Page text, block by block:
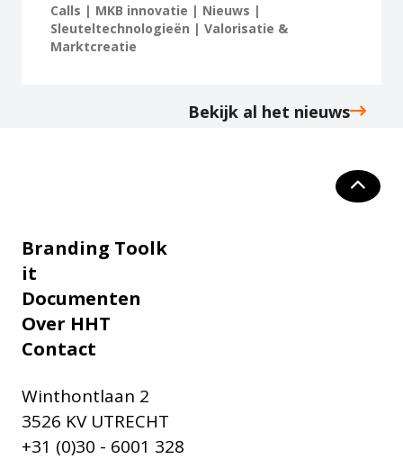
Calls | MKB innovatie | Nieuws |
Sleuteltechnologieën | Valorisatie &
Marktcreatie
Bekijk al het nieuws
Branding Toolk
it
Documenten
Over HHT
Contact
Winthontlaan 2
3526 KV UTRECHT
+31 (0)30 - 6001 328